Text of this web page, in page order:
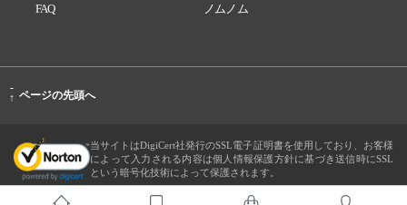
FAQ
ノムノム
-
↑ ページの先頭へ
当サイトはDigiCert社発行のSSL電子証明書を使用しており、お客様
によって入力される内容は個人情報保護方針に基づき送信時にSSL
という暗号化技術によって保護されます。